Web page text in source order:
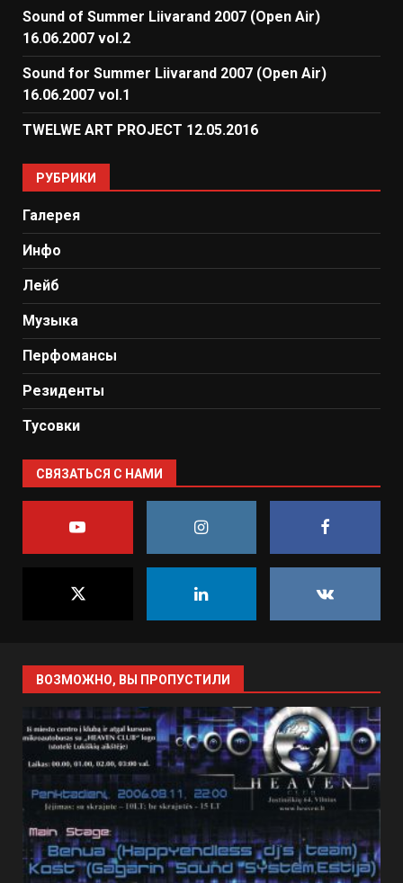
Sound of Summer Liivarand 2007 (Open Air)
16.06.2007 vol.2
Sound for Summer Liivarand 2007 (Open Air)
16.06.2007 vol.1
TWELWE ART PROJECT 12.05.2016
РУБРИКИ
Галерея
Инфо
Лейб
Музыка
Перфомансы
Резиденты
Тусовки
СВЯЗАТЬСЯ С НАМИ
ВОЗМОЖНО, ВЫ ПРОПУСТИЛИ